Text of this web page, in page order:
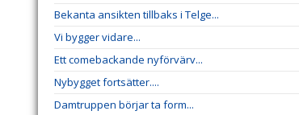
Bekanta ansikten tillbaks i Telge...
Vi bygger vidare...
Ett comebackande nyförvärv...
Nybygget fortsätter....
Damtruppen börjar ta form...